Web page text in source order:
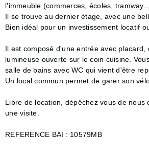
l'immeuble (commerces, écoles,
Il se trouve au dernier étage, avec une
Bien idéal pour un investissement locatif
Il est composé d'une entrée avec placard,
lumineuse ouverte sur le coin cuisine.
salle de bains avec WC qui vient d'être
Un local commun permet de garer son
Libre de location, dépêchez vous de nous
une visite.
REFERENCE BAI : 10579MB